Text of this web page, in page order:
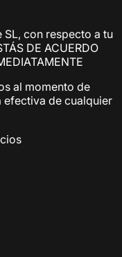
con respecto a tu
DE ACUERDO
al momento de
efectiva de cualquier